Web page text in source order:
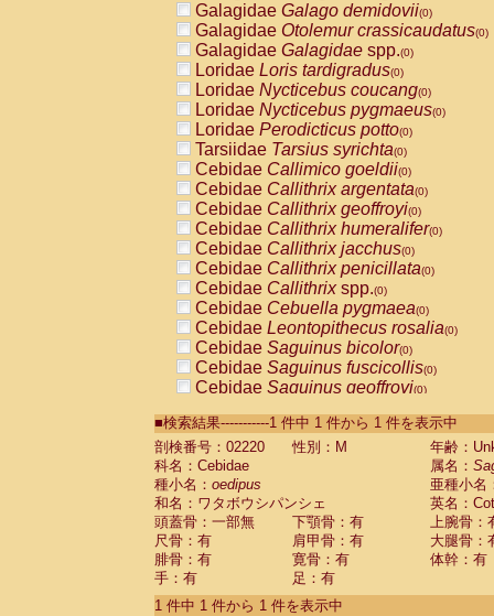
Galagidae Galago demidovii(0)
Galagidae Otolemur crassicaudatus(0)
Galagidae Galagidae spp.(0)
Loridae Loris tardigradus(0)
Loridae Nycticebus coucang(0)
Loridae Nycticebus pygmaeus(0)
Loridae Perodicticus potto(0)
Tarsiidae Tarsius syrichta(0)
Cebidae Callimico goeldii(0)
Cebidae Callithrix argentata(0)
Cebidae Callithrix geoffroyi(0)
Cebidae Callithrix humeralifer(0)
Cebidae Callithrix jacchus(0)
Cebidae Callithrix penicillata(0)
Cebidae Callithrixspp.(0)
Cebidae Cebuella pygmaea(0)
Cebidae Leontopithecus rosalia(0)
Cebidae Saguinus bicolor(0)
Cebidae Saguinus fuscicollis(0)
Cebidae Saguinus geoffroyi(0)
CebidaeSaguinus labiatus(0)
Cebidae Saguinus leucopus (0)
Cebidae
Cebidae
CebidaeSaguinus nigricollis (0)
Cebidae Saguinus oedipus
Cebidae Saguinus weddelli
Cebidae Saguinusspp.
Cebidae Aotus trivirgatus
Cebidae Cebus albifrons
■検索結果-----------1 件中 1 件から 1 件を表示中
剖検番号：02220
性別：M
年齢：
科名：Cebidae
属名：
種小名： oedipus
亜種小名
和名：ワタボウシパンシェ
英名：
頭蓋骨：一部無
下顎骨：有
上腕骨：
尺骨：有
肩甲骨：有
大腿骨：
腓骨：有
寛骨：有
体幹：有
手：有
足：有
1 件中 1 件から 1 件を表示中